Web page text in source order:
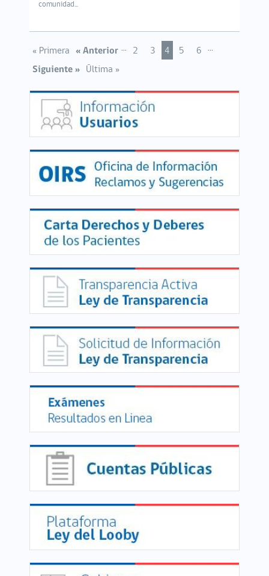
comunidad...
« Primera « Anterior ... 2 3 4 5 6 ...
Siguiente » Última »